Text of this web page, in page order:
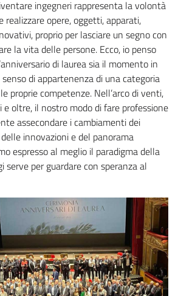
ingegneri rappresenta la volontà
realizzare opere, oggetti, apparati,
proprio per lasciare un segno con
la vita delle persone. Ecco, io penso
di laurea sia il momento in
di appartenenza di una categoria
proprie competenze. Nell’arco di venti,
oltre, il nostro modo di fare professione
assecondare i cambiamenti dei
innovazioni e del panorama
espresso al meglio il paradigma della
serve per guardare con speranza al